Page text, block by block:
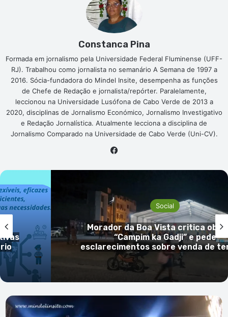
Constanca Pina
Formada em jornalismo pela Universidade Federal Fluminense (UFF-
RJ). Trabalhou como jornalista no semanário A Semana de 1997 a
2016. Sócia-fundadora do Mindel Insite, desempenha as funções
de Chefe de Redação e jornalista/repórter. Paralelamente,
leccionou na Universidade Lusófona de Cabo Verde de 2013 a
2020, disciplinas de Jornalismo Económico, Jornalismo Investigativo
e Redação Jornalística. Atualmente lecciona a disciplina de
Jornalismo Comparado na Universidade de Cabo Verde (Uni-CV).
Social
Dois dos três nigerianos detidos
operação antidroga em S. Vicente
presos preventivamente
"Tubarões-
azuis"